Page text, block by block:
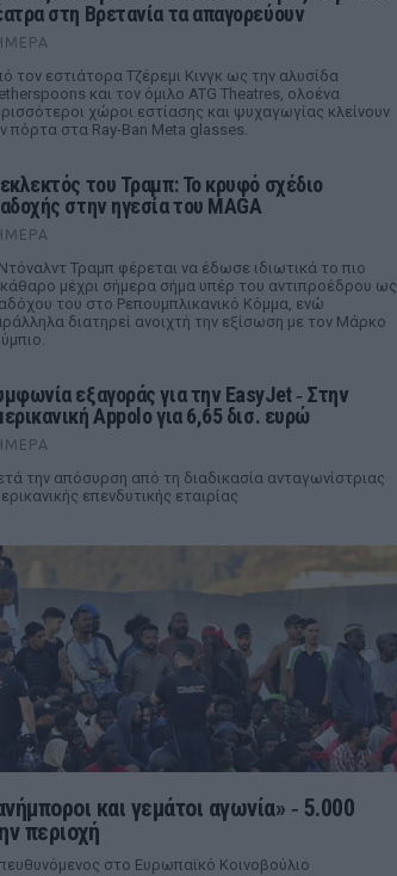
στη Βρετανία τα απαγορεύουν
τον εστιάτορα Τζέρεμι Κινγκ ως την αλυσίδα
και τον όμιλο ATG Theatres, ολοένα
χώροι εστίασης και ψυχαγωγίας κλείνουν
πόρτα στα Ray-Ban Meta glasses.
του Τραμπ: Το κρυφό σχέδιο
στην ηγεσία του MAGA
Τραμπ φέρεται να έδωσε ιδιωτικά το πιο
μέχρι σήμερα σήμα υπέρ του αντιπροέδρου ως
του στο Ρεπουμπλικανικό Κόμμα, ενώ
διατηρεί ανοιχτή την εξίσωση με τον Μάρκο
εξαγοράς για την EasyJet ‑ Στην
Appolo για 6,65 δισ. ευρώ
την απόσυρση από τη διαδικασία ανταγωνίστριας
επενδυτικής εταιρίας
και γεμάτοι αγωνία» ‑ 5.000
περιοχή
στο Ευρωπαϊκό Κοινοβούλιο